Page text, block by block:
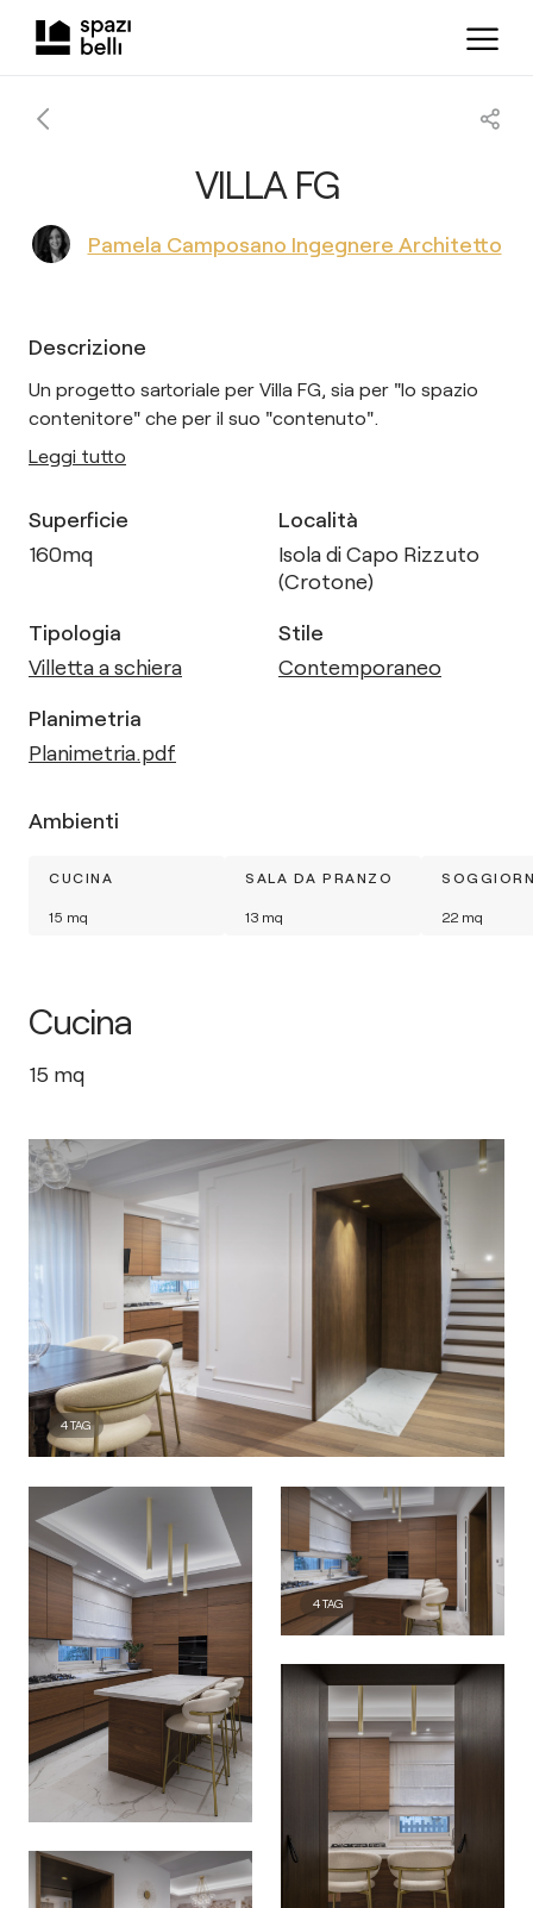
VILLA FG
Pamela Camposano Ingegnere Architetto
Descrizione
Un progetto sartoriale per Villa FG, sia per "lo spazio
contenitore" che per il suo "contenuto".
Leggi tutto
Superficie
160mq
Località
Isola di Capo Rizzuto
(Crotone)
Tipologia
Villetta a schiera
Stile
Contemporaneo
Planimetria
Planimetria.pdf
Ambienti
CUCINA
15 mq
SALA DA PRANZO
13 mq 22 mq
Cucina
15 mq
4TAG
4TAG